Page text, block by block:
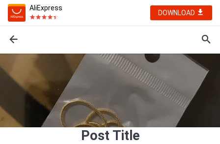
AliExpress
DOWNLOAD
Post Title